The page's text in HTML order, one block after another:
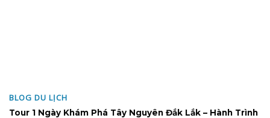
BLOG DU LỊCH
Tour 1 Ngày Khám Phá Tây Nguyên Đắk Lắk – Hành Trình